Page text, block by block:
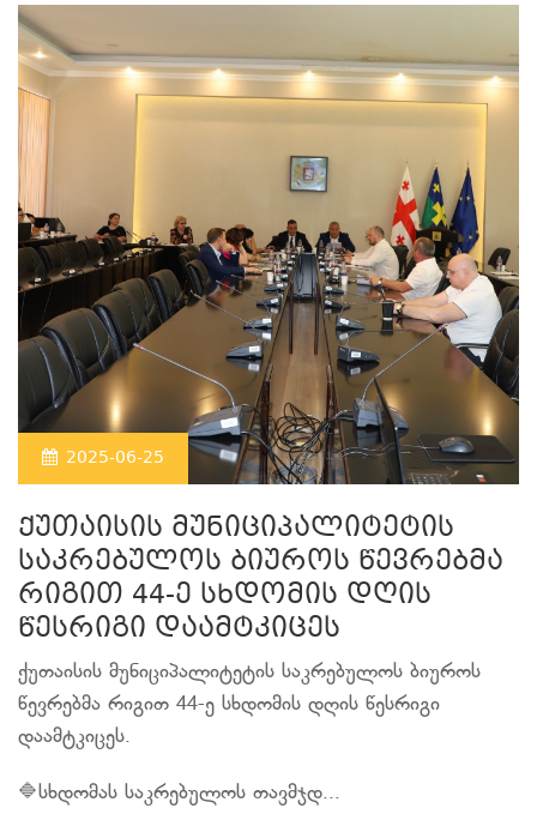
2025-06-25
ქუთაისის მუნიციპალიტეტის
საკრებულოს ბიუროს წევრებმა
რიგით 44-ე სხდომის დღის
წესრიგი დაამტკიცეს
ქუთაისის მუნიციპალიტეტის საკრებულოს ბიუროს
წევრებმა რიგით 44-ე სხდომის დღის წესრიგი
დაამტკიცეს.
🔷სხდომას საკრებულოს თავმჯდ...